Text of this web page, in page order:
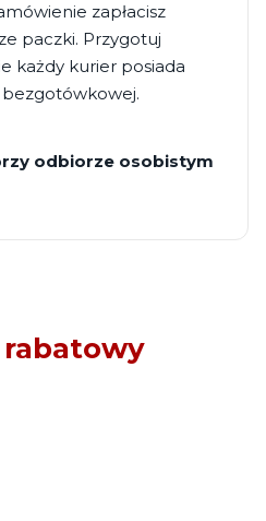
zapłacisz
paczki. Przygotuj
każdy kurier posiada
odbiorze osobistym